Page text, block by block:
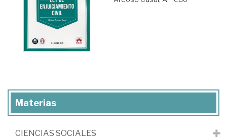
Materias
CIENCIAS SOCIALES